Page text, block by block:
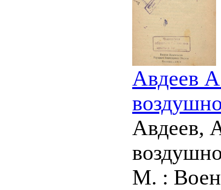
Авдеев
Авдеев,
М. :